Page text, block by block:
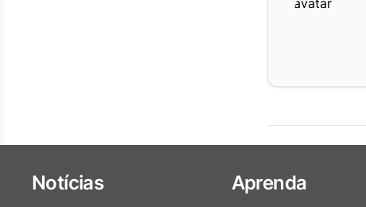
Notícias Aprenda